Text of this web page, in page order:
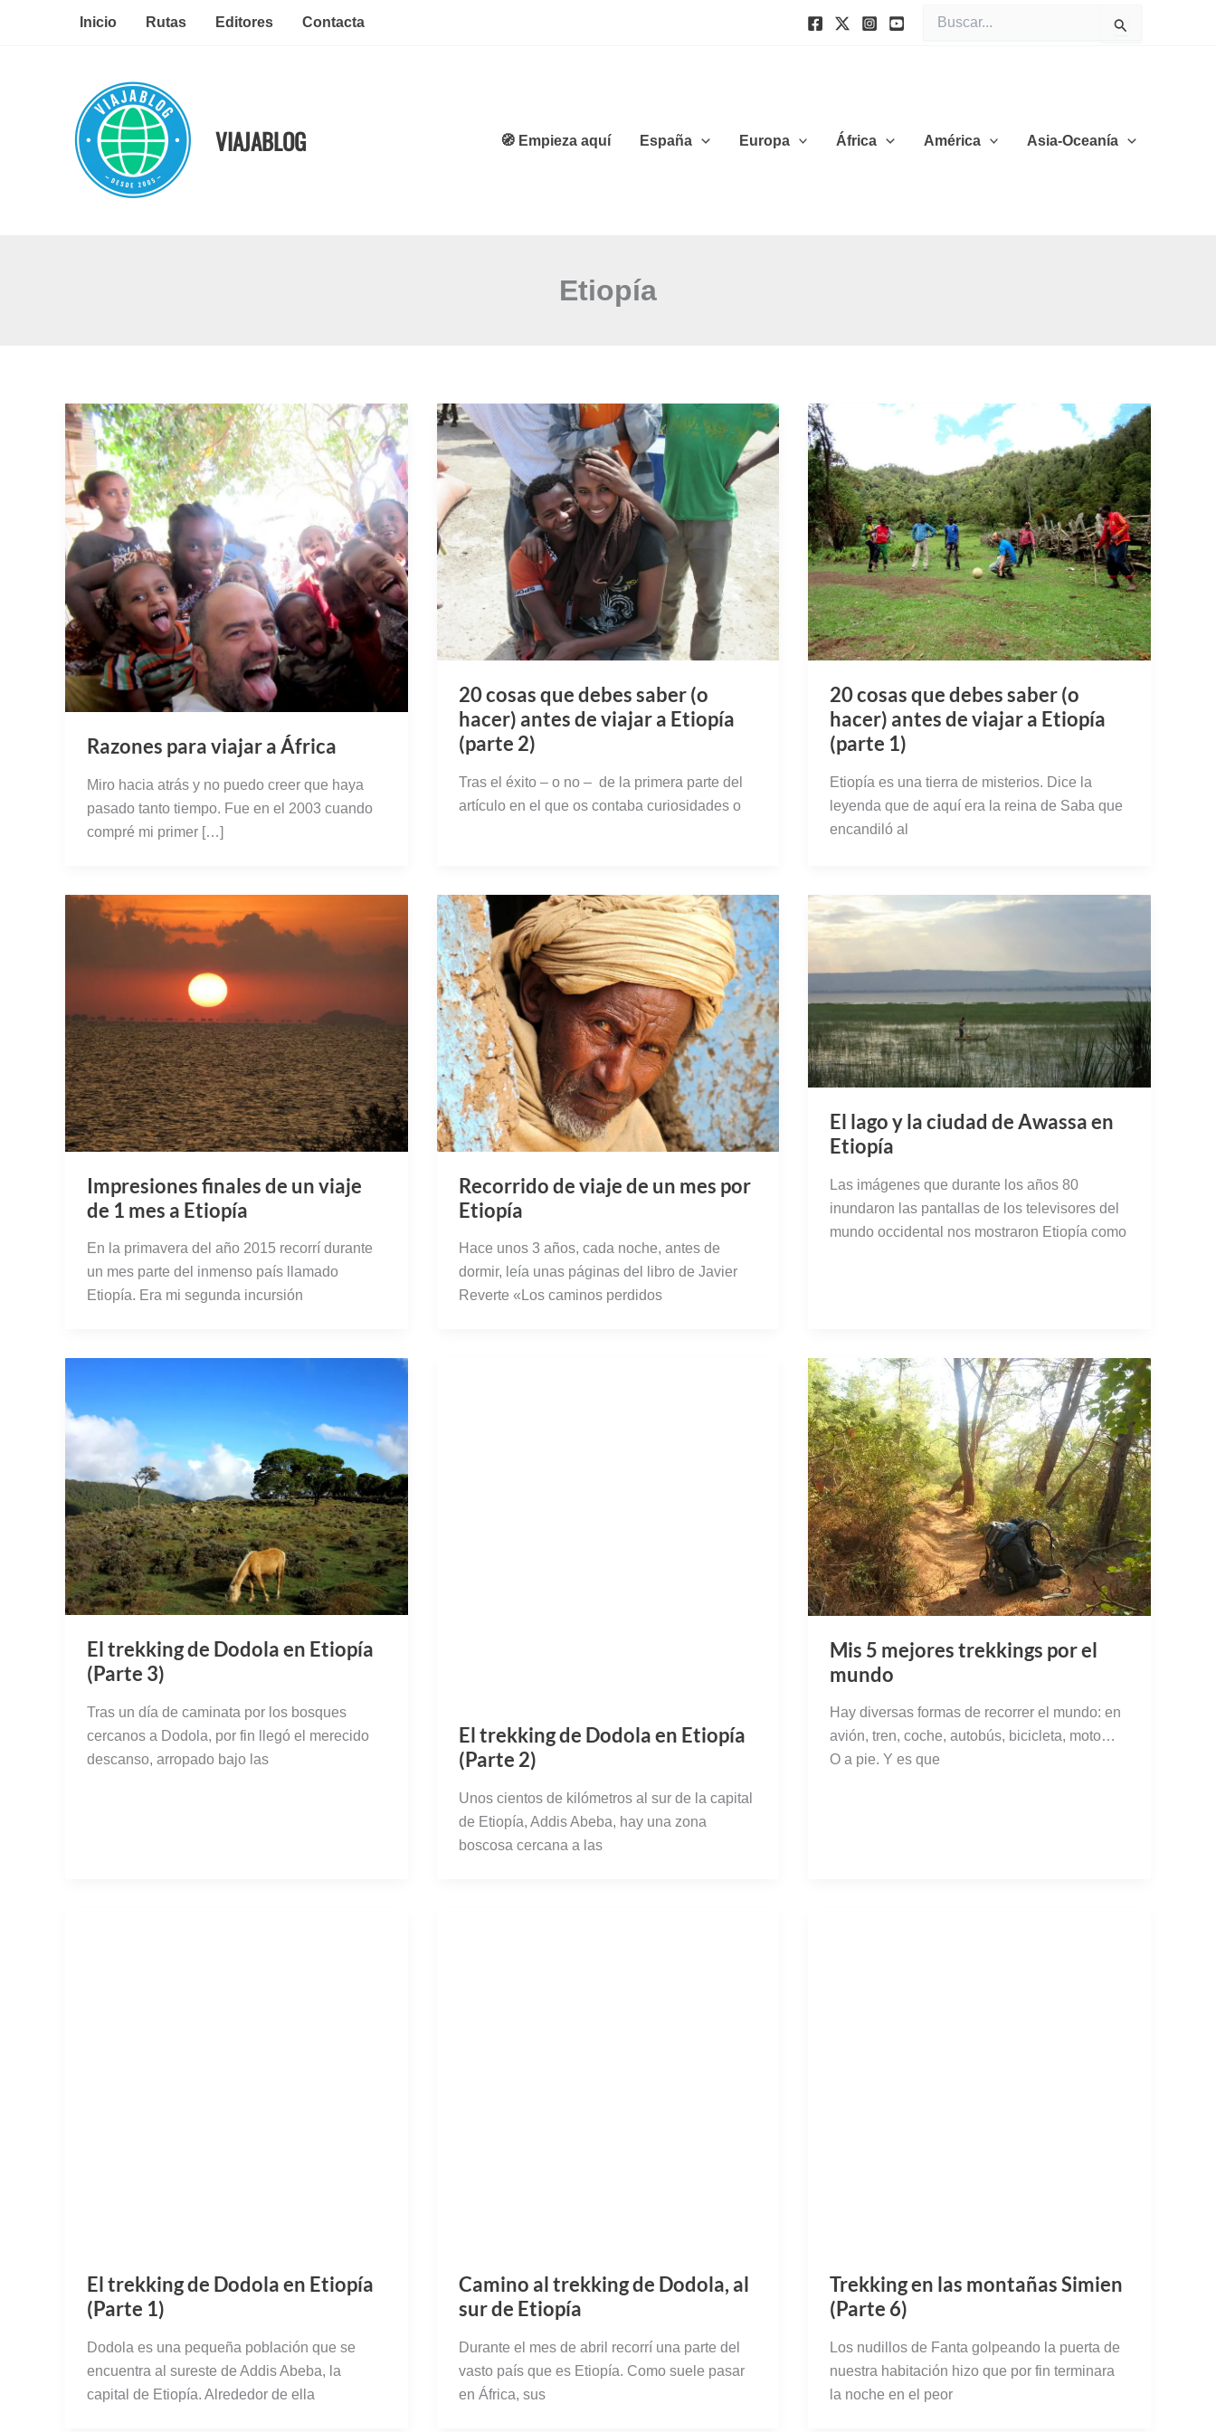
Inicio Rutas Editores Contacta
por:
VIAJABLOG 🧭 Empieza aquí España Europa África América Asia-Oceanía
Etiopía
Razones para viajar a África
Miro hacia atrás y no puedo creer que haya
pasado tanto tiempo. Fue en el 2003 cuando
compré mi primer […]
20 cosas que debes saber (o
hacer) antes de viajar a Etiopía
(parte 2)
Tras el éxito – o no – de la primera parte del
artículo en el que os contaba curiosidades o
20 cosas que debes saber (o
hacer) antes de viajar a Etiopía
(parte 1)
Etiopía es una tierra de misterios. Dice la
leyenda que de aquí era la reina de Saba que
encandiló al
Impresiones finales de un viaje
de 1 mes a Etiopía
En la primavera del año 2015 recorrí durante
un mes parte del inmenso país llamado
Etiopía. Era mi segunda incursión
Recorrido de viaje de un mes por
Etiopía
Hace unos 3 años, cada noche, antes de
dormir, leía unas páginas del libro de Javier
Reverte «Los caminos perdidos
El lago y la ciudad de Awassa en
Etiopía
Las imágenes que durante los años 80
inundaron las pantallas de los televisores del
mundo occidental nos mostraron Etiopía como
El trekking de Dodola en Etiopía
(Parte 3)
Tras un día de caminata por los bosques
cercanos a Dodola, por fin llegó el merecido
descanso, arropado bajo las
El trekking de Dodola en Etiopía
(Parte 2)
Unos cientos de kilómetros al sur de la capital
de Etiopía, Addis Abeba, hay una zona
boscosa cercana a las
Mis 5 mejores trekkings por el
mundo
Hay diversas formas de recorrer el mundo: en
avión, tren, coche, autobús, bicicleta, moto…
O a pie. Y es que
encuentra al sureste de Addis Abeba, la
capital de Etiopía. Alrededor de ella
vasto país que es Etiopía. Como suele pasar
en África, sus
nuestra habitación hizo que por fin terminara
la noche en el peor